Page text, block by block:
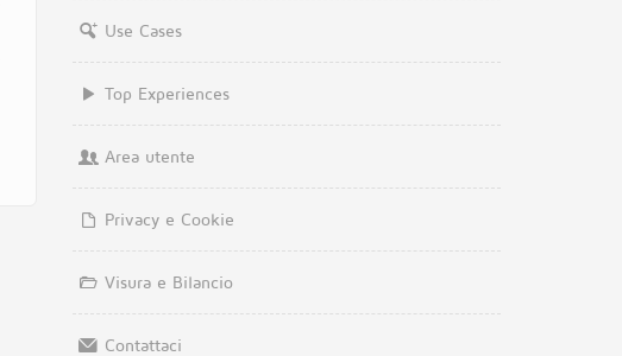
Use Cases
Top Experiences
Area utente
Privacy e Cookie
Visura e Bilancio
Contattaci